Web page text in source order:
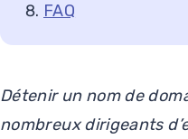
FAQ
Détenir un nom de
nombreux dirigeants